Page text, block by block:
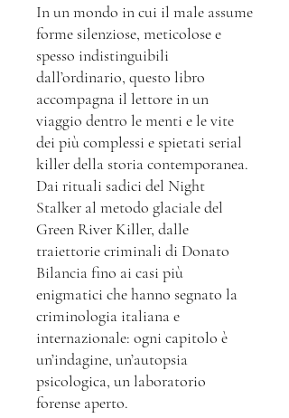
In un mondo in cui il male assume
forme silenziose, meticolose e
spesso indistinguibili
dall’ordinario, questo libro
accompagna il lettore in un
viaggio dentro le menti e le vite
dei più complessi e spietati serial
killer della storia contemporanea.
Dai rituali sadici del Night
Stalker al metodo glaciale del
Green River Killer, dalle
traiettorie criminali di Donato
Bilancia fino ai casi più
enigmatici che hanno segnato la
criminologia italiana e
internazionale: ogni capitolo è
un’indagine, un’autopsia
psicologica, un laboratorio
forense aperto.